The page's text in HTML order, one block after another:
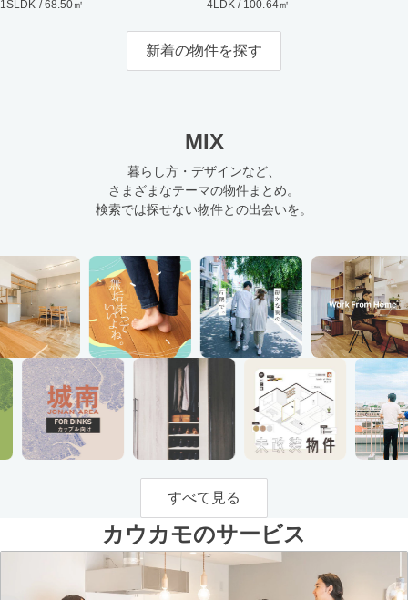
1SLDK / 68.50㎡ 4LDK / 100.64㎡
新着の物件を探す
MIX
暮らし方・デザインなど、
さまざまなテーマの物件まとめ。
検索では探せない物件との出会いを。
すべて見る
カウカモのサービス